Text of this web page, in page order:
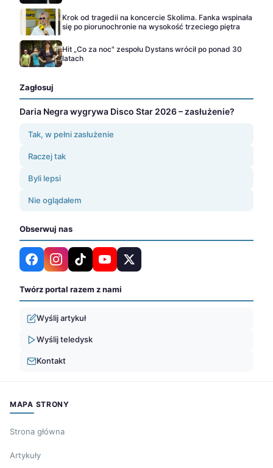
Krok od tragedii na koncercie Skolima. Fanka wspinała
się po piorunochronie na wysokość trzeciego piętra
Hit „Co za noc" zespołu Dystans wrócił po ponad 30
latach
Zagłosuj
Daria Negra wygrywa Disco Star 2026 – zasłużenie?
Tak, w pełni zasłużenie
Raczej tak
Byli lepsi
Nie oglądałem
Obserwuj nas
Twórz portal razem z nami
Wyślij artykuł
Wyślij teledysk
Kontakt
MAPA STRONY
Strona główna
Artykuły